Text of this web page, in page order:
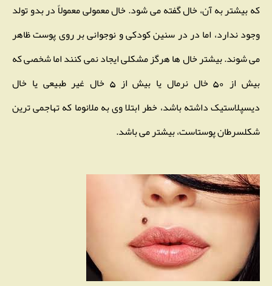
که بیشتر به آن، خال گفته می شود. خال معمولی معمولاً در بدو تولد
وجود ندارد، اما در در سنین کودکی و نوجوانی بر روی پوست ظاهر
می‌ شوند. بیشتر خال‌ ها هرگز مشکلی ایجاد نمی کنند اما شخصی که
بیش از 50 خال نرمال یا بیش از 5 خال غیر طبیعی یا خال
دیسپلاستیک داشته باشد، خطر ابتلا وی به ملانوما که تهاجمی ترین
شکلسرطان پوستاست، بیشتر می باشد.